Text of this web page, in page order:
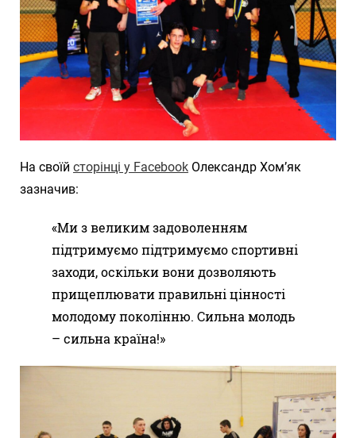
На своїй сторінці у Facebook Олександр Хом’як
зазначив:
«Ми з великим задоволенням
підтримуємо підтримуємо спортивні
заходи, оскільки вони дозволяють
прищеплювати правильні цінності
молодому поколінню. Сильна молодь
– сильна країна!»